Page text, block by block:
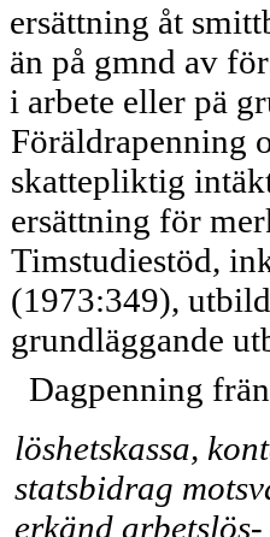
ersättning åt
än på gmnd av
i arbete eller pä
Föräldrapenning
skattepliktig
ersättning för
Timstudiestöd,
(1973:349),
grundläggande
Dagpenning
löshetskassa,
statsbidrag
erkänd